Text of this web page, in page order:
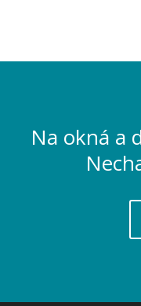
Na okná a